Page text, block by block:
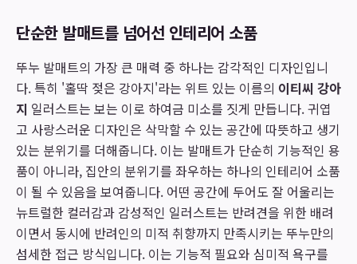
단순한 발매트를 넘어선 인테리어 소품
뚜누 발매트의 가장 큰 매력 중 하나는 감각적인 디자인입니
다. 특히 '홀딱 젖은 강아지'라는 위트 있는 이름의 이티씨 강아
지 일러스트는 보는 이로 하여금 미소를 짓게 만듭니다. 귀엽
고 사랑스러운 디자인은 삭막할 수 있는 공간에 따뜻하고 생기
있는 분위기를 더해줍니다. 이는 발매트가 단순히 기능적인 용
품이 아니라, 집안의 분위기를 좌우하는 하나의 인테리어 소품
이 될 수 있음을 보여줍니다. 어떤 공간에 두어도 잘 어울리는
뉴트럴한 컬러감과 감성적인 일러스트는 반려견을 위한 배려
이면서 동시에 반려인의 미적 취향까지 만족시키는 뚜누만의
섬세한 접근 방식입니다. 이는 기능적 필요와 심미적 욕구를